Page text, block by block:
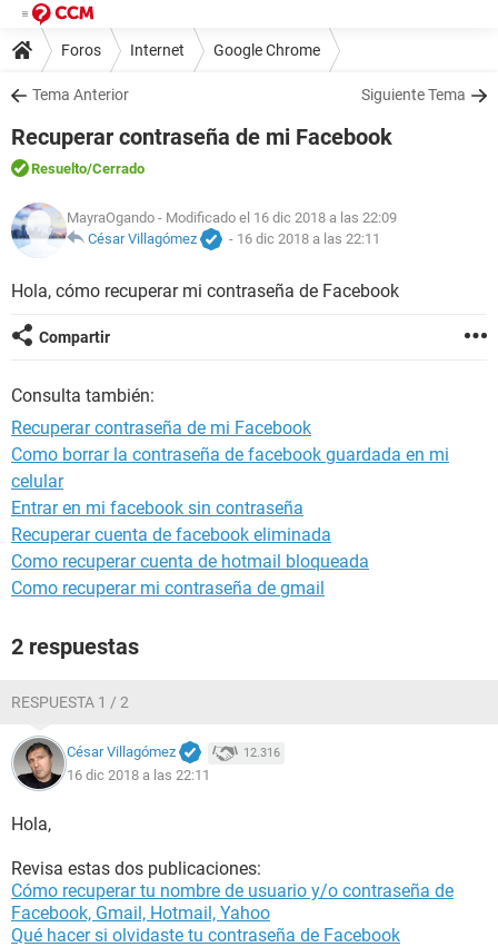
Foros Internet Google Chrome
Tema Anterior Siguiente Tema
Recuperar contraseña de mi Facebook
Resuelto/Cerrado
MayraOgando - Modificado el 16 dic 2018 a las 22:09
César Villagómez
- 16 dic 2018 a las 22:11
Hola, cómo recuperar mi contraseña de Facebook
Compartir
Consulta también:
Recuperar contraseña de mi Facebook
Como borrar la contraseña de facebook guardada en mi
celular
Entrar en mi facebook sin contraseña
Recuperar cuenta de facebook eliminada
Como recuperar cuenta de hotmail bloqueada
Como recuperar mi contraseña de gmail
2 respuestas
RESPUESTA 1 / 2
César Villagómez 12.316
16 dic 2018 a las 22:11
Hola,
Revisa estas dos publicaciones:
Cómo recuperar tu nombre de usuario y/o contraseña de
Facebook, Gmail, Hotmail, Yahoo
Qué hacer si olvidaste tu contraseña de Facebook